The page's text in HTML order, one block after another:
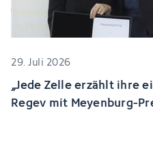
29. Juli 2026
„Jede Zelle erzählt ihre
Regev mit Meyenburg-